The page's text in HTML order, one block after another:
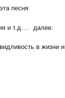
песня
и т.д…. далее:
в жизни и